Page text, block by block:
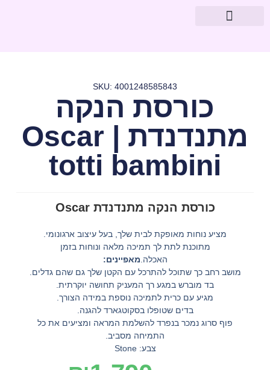
SKU: 4001248585843
כורסת הנקה
מתנדנדת Oscar |
totti bambini
כורסת הנקה מתנדנדת Oscar
מציע נוחות מאופקת לבית שלך, בעל עיצוב ארגונומי.
מתוכנת לתת לך תמיכה מלאה ונוחות בזמן
האכלה.מאפיינים:
מושב רחב כך שתוכל להתרכל עם הקטן שלך גם שהם גדלים.
בד מוברש במגע רך המעניק תחושה יוקרתית.
מגיע עם כרית לתמיכה נוספת במידה הצורך.
בדים שטופלו בסקוטגארד להגנה.
פוף סרוג נמכר בנפרד להשלמת המראה ומציעים את כל
התמיחה מסביב.
צבע: Stone